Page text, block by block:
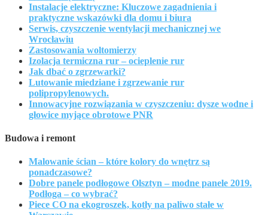
Instalacje elektryczne: Kluczowe zagadnienia i
praktyczne wskazówki dla domu i biura
Serwis, czyszczenie wentylacji mechanicznej we
Wrocławiu
Zastosowania woltomierzy
Izolacja termiczna rur – ocieplenie rur
Jak dbać o zgrzewarki?
Lutowanie miedziane i zgrzewanie rur
polipropylenowych.
Innowacyjne rozwiązania w czyszczeniu: dysze wodne i
głowice myjące obrotowe PNR
Budowa i remont
Malowanie ścian – które kolory do wnętrz są
ponadczasowe?
Dobre panele podłogowe Olsztyn – modne panele 2019.
Podłoga – co wybrać?
Piece CO na ekogroszek, kotły na paliwo stałe w